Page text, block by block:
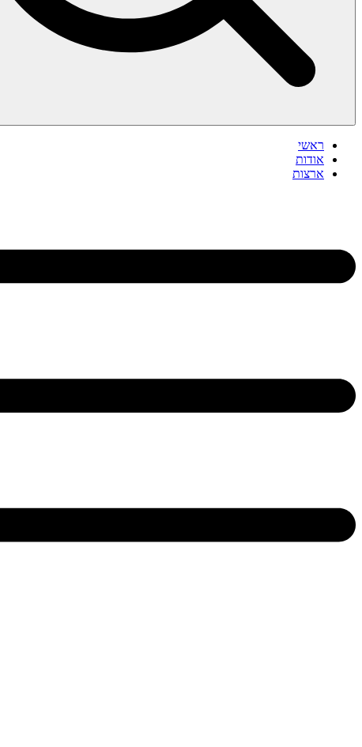
ראשי
אודות
ארצות